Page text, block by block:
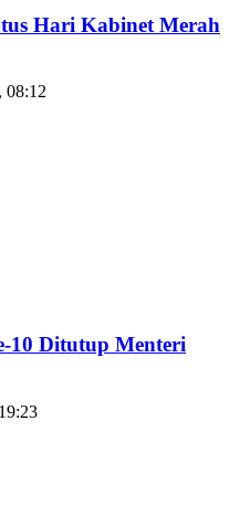
Hari Kabinet Merah
08:12
10 Ditutup Menteri